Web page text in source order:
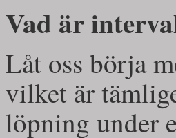
Vad är
Låt oss börja
vilket är
löpning under